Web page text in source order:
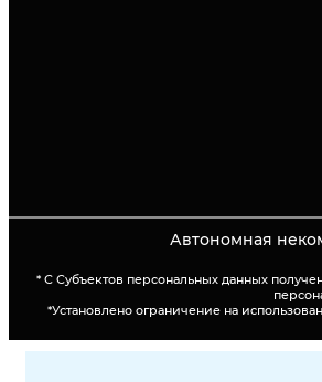
Автономная
* С Субъектов персональных данных
*Установлено ограничение на